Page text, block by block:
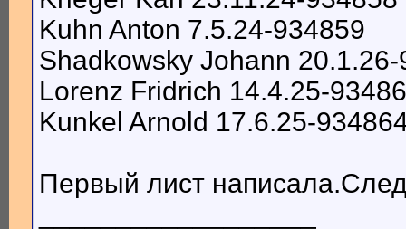
Kuhn Anton 7.5.24-934859
Shadkowsky Johann
Lorenz Fridrich 14.4.25-
Kunkel Arnold 17.6.25-
Первый лист